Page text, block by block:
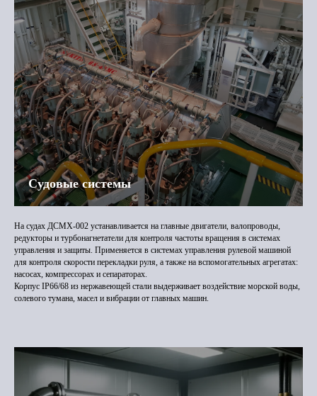
Судовые системы
На судах ДСМХ-002 устанавливается на главные двигатели, валопроводы,
редукторы и турбонагнетатели для контроля частоты вращения в системах
управления и защиты. Применяется в системах управления рулевой машиной
для контроля скорости перекладки руля, а также на вспомогательных агрегатах:
насосах, компрессорах и сепараторах.
Корпус IP66/68 из нержавеющей стали выдерживает воздействие морской воды,
солевого тумана, масел и вибрации от главных машин.